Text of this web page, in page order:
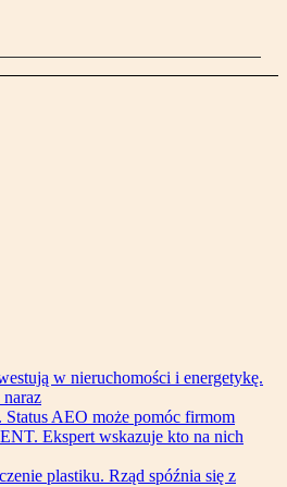
w nieruchomości i energetykę.
Status AEO może pomóc firmom
Ekspert wskazuje kto na nich
plastiku. Rząd spóźnia się z